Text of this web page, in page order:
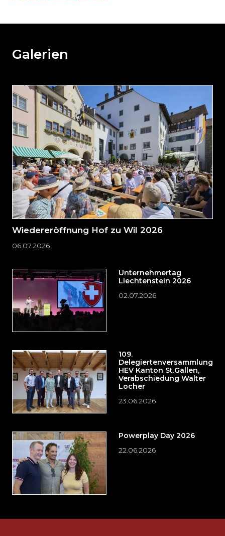
weiteren
und
direkt
zum
Seitenende
springen?
Galerien
Wiedereröffnung Hof zu Wil 2026
06.07.2026
Unternehmertag
Liechtenstein 2026
02.07.2026
109.
Delegiertenversammlung
HEV Kanton St.Gallen,
Verabschiedung Walter
Locher
23.06.2026
Powerplay Day 2026
22.06.2026